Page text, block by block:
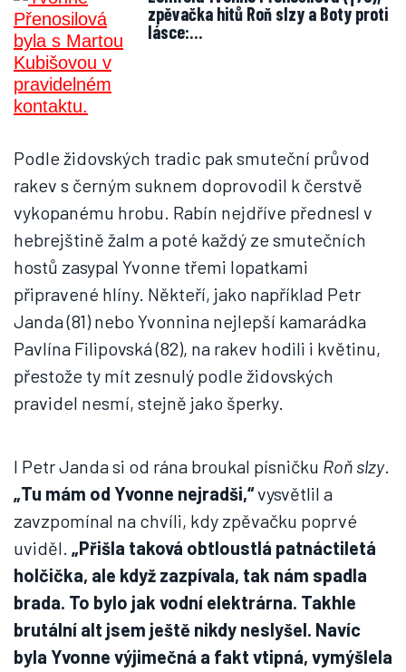
zpěvačka hitů Roň slzy a Boty proti
lásce:…
Podle židovských tradic pak smuteční průvod
rakev s černým suknem doprovodil k čerstvě
vykopanému hrobu. Rabín nejdříve přednesl v
hebrejštině žalm a poté každý ze smutečních
hostů zasypal Yvonne třemi lopatkami
připravené hlíny. Někteří, jako například Petr
Janda (81) nebo Yvonnina nejlepší kamarádka
Pavlína Filipovská (82), na rakev hodili i květinu,
přestože ty mít zesnulý podle židovských
pravidel nesmí, stejně jako šperky.
I Petr Janda si od rána broukal písničku Roň slzy.
„Tu mám od Yvonne nejradši,“vysvětlil a
zavzpomínal na chvíli, kdy zpěvačku poprvé
uviděl. „Přišla taková obtloustlá patnáctiletá
holčička, ale když zazpívala, tak nám spadla
brada. To bylo jak vodní elektrárna. Takhle
brutální alt jsem ještě nikdy neslyšel. Navíc
byla Yvonne výjimečná a fakt vtipná, vymýšlela